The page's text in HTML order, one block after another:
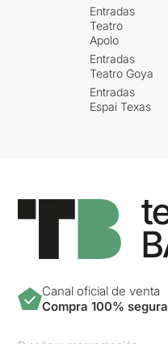
Entradas
Teatro
Apolo
Entradas
Teatro Goya
Entradas
Espai Texas
Canal oficial de venta
Compra 100% segura